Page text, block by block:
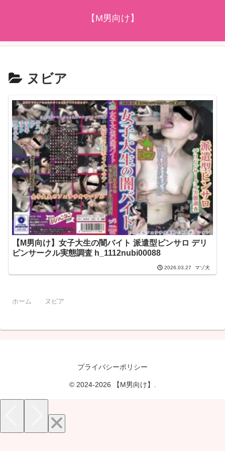
【M男向け】
ヌビア
【M男向け】女子大生の闇バイト 派遣型ピンサロ デリ
ピンサークル実態調査 h_1112nubi00088
2026.03.27 マゾ犬
ホーム ヌビア
プライバシーポリシー
© 2024-2026 【M男向け】.